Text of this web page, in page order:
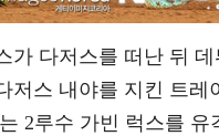
가 다저스를 떠난 뒤
저스 내야를 지킨 트레
2루수 가빈 럭스를